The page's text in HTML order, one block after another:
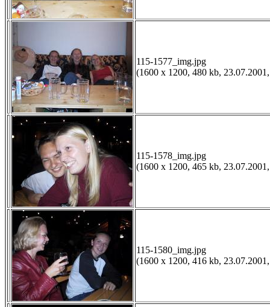
115-1577_img.jpg
(1600 x 1200, 480 kb,
115-1578_img.jpg
(1600 x 1200, 465 kb,
115-1580_img.jpg
(1600 x 1200, 416 kb,